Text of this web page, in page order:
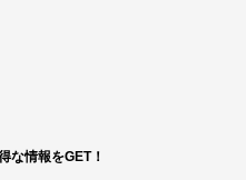
な情報をGET！